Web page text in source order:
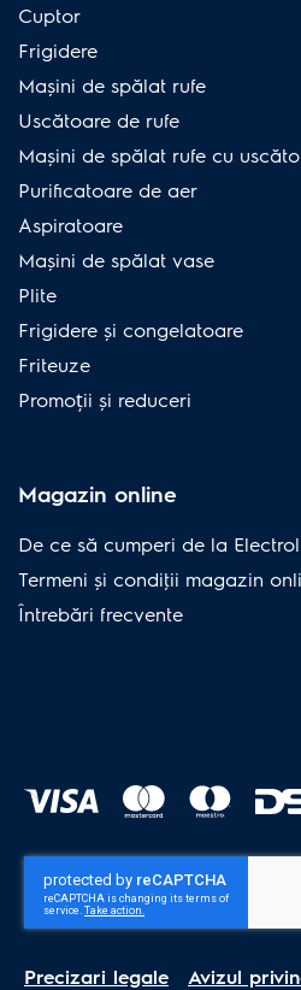
Cuptor
Frigidere
Mașini de spălat rufe
Uscătoare de rufe
Mașini de spălat rufe cu
Purificatoare de aer
Aspiratoare
Mașini de spălat vase
Plite
Frigidere și congelatoare
Friteuze
Promoții și reduceri
Magazin online
De ce să cumperi de la
Termeni și condiţii magazin
Întrebări frecvente
Precizari legale Avizul